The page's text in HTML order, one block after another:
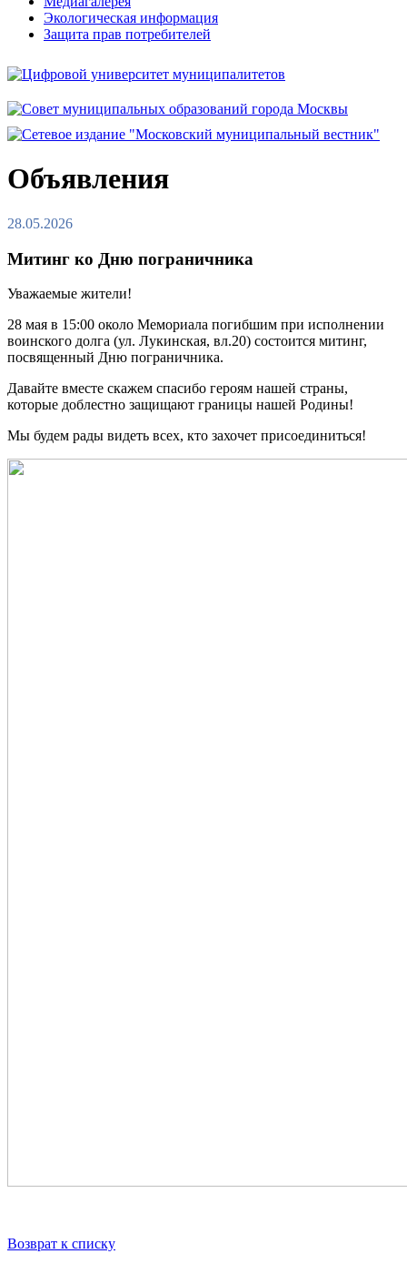
Экологическая информация
Защита прав потребителей
Объявления
28.05.2026
Митинг ко Дню пограничника
Уважаемые жители!
28 мая в 15:00 около Мемориала погибшим при исполнении
воинского долга (ул. Лукинская, вл.20) состоится митинг,
посвященный Дню пограничника.
Давайте вместе скажем спасибо героям нашей страны,
которые доблестно защищают границы нашей Родины!
Мы будем рады видеть всех, кто захочет присоединиться!
Возврат к списку